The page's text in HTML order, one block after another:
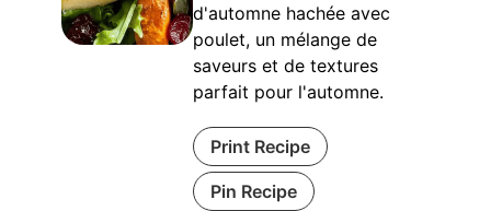
d'automne hachée avec
poulet, un mélange de
saveurs et de textures
parfait pour l'automne.
Print Recipe
Pin Recipe